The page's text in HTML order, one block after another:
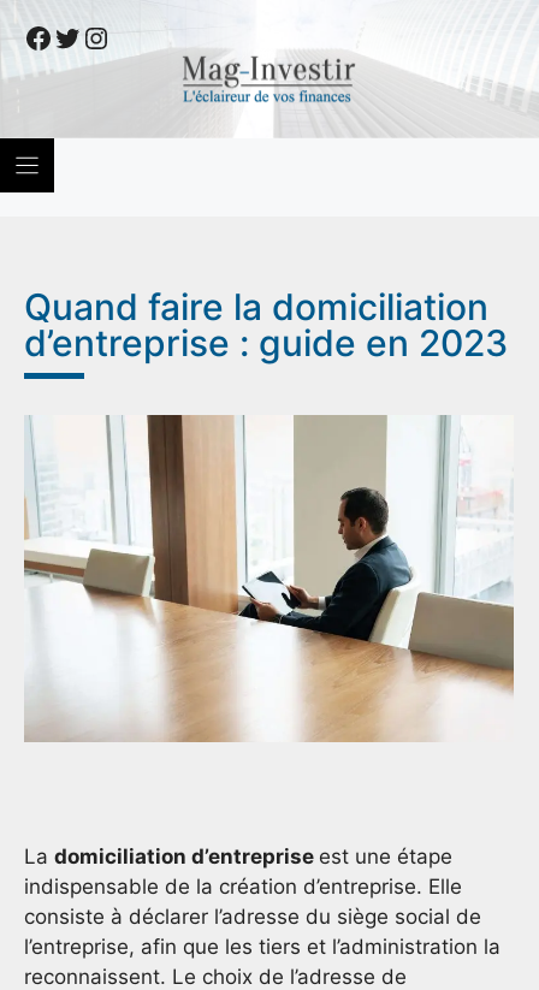
to
content
Facebook
Twitter
Instagram
Quand faire la domiciliation
d’entreprise : guide en 2023
La domiciliation d’entreprise est une étape
indispensable de la création d’entreprise. Elle
consiste à déclarer l’adresse du siège social de
l’entreprise, afin que les tiers et l’administration la
reconnaissent. Le choix de l’adresse de